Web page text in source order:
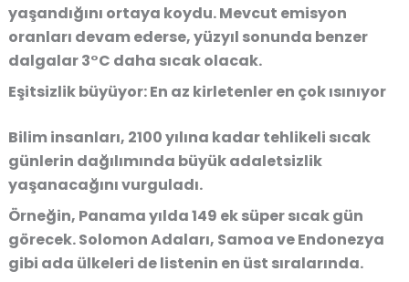
yaşandığını ortaya koydu. Mevcut emisyon
oranları devam ederse, yüzyıl sonunda benzer
dalgalar 3°C daha sıcak olacak.
Eşitsizlik büyüyor: En az kirletenler en çok ısınıyor
Bilim insanları, 2100 yılına kadar tehlikeli sıcak
günlerin dağılımında büyük adaletsizlik
yaşanacağını vurguladı.
Örneğin, Panama yılda 149 ek süper sıcak gün
görecek. Solomon Adaları, Samoa ve Endonezya
gibi ada ülkeleri de listenin en üst sıralarında.